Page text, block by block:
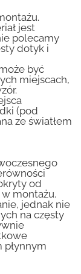
jest
polecamy
dotyk i
być
miejscach,
(pod
ze światłem
od
montażu.
jednak nie
na częsty